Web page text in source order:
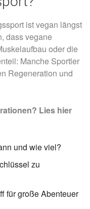
ist vegan längst
dass vegane
oder die
Manche Sportler
Regeneration und
Lies hier
und wie viel?
zu
für große Abenteuer